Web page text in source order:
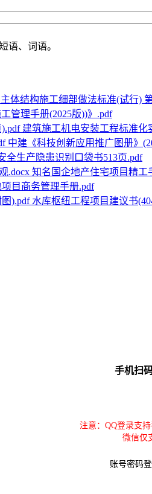
语、词语。
主体结构施工细部做法标准(试行)
管理手册(2025版))》.pdf
建筑施工机电安装工程标准化
中建《科技创新应用推广图册》
全生产隐患识别口袋书513页.pdf
知名国企地产住宅项目精工
目商务管理手册.pdf
水库枢纽工程项目建议书
手机扫
注意：QQ登录支
微信仅
账号密码